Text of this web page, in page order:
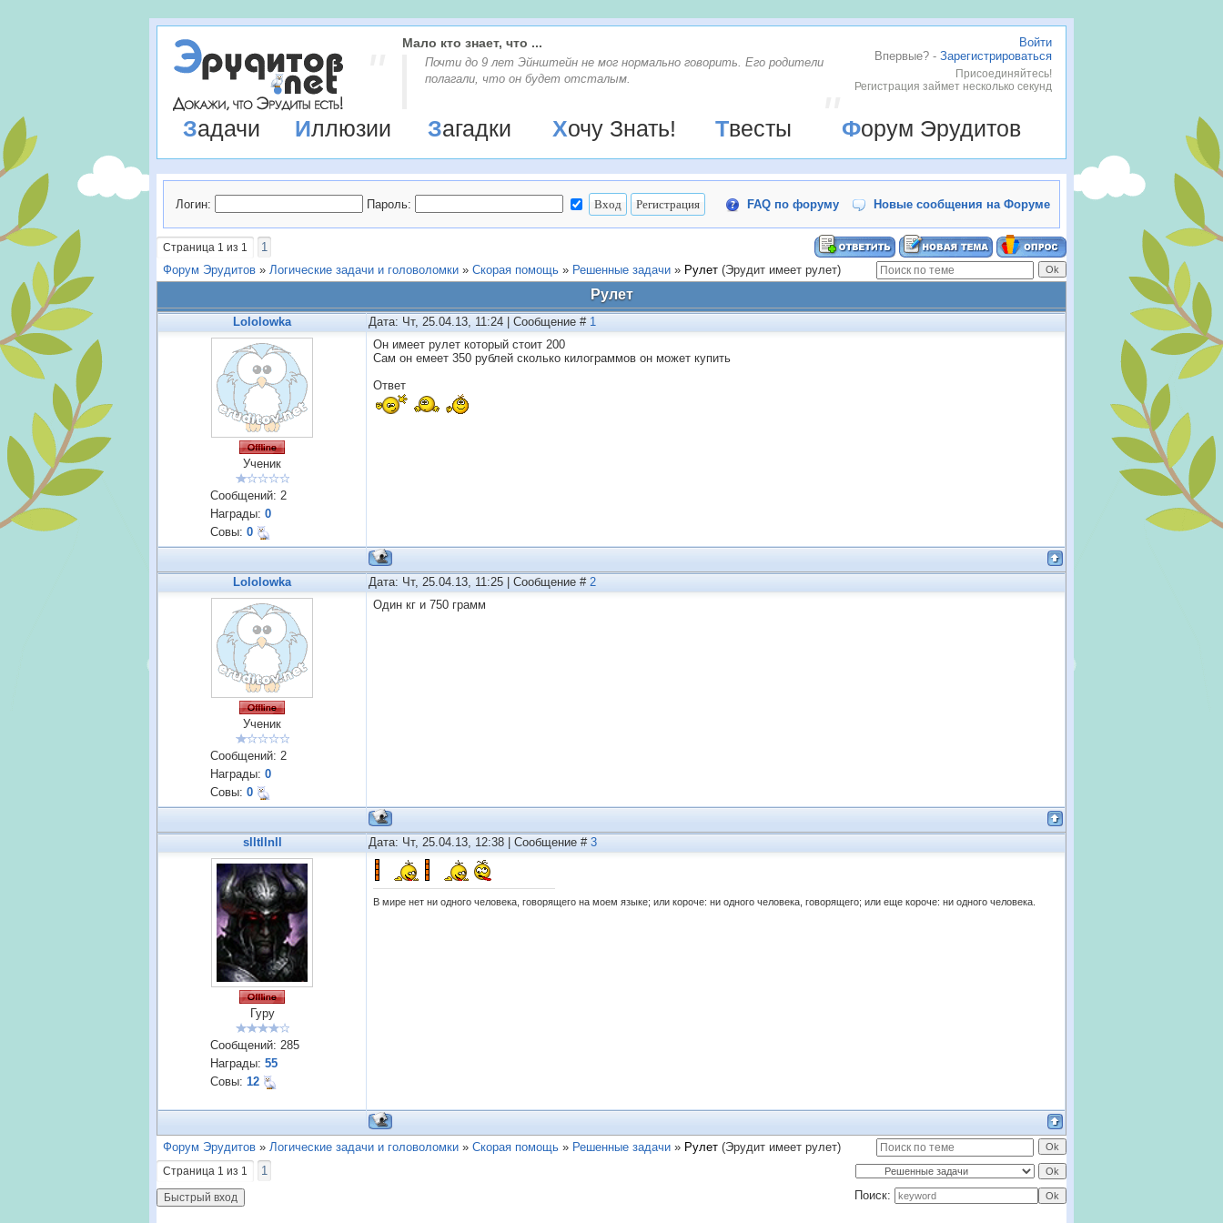
Войти
Впервые? - Зарегистрироваться
Присоединяйтесь!
Регистрация займет несколько секунд
Мало кто знает, что ...
Почти до 9 лет Эйнштейн не мог нормально говорить. Его родители
полагали, что он будет отсталым.
Задачи Иллюзии Загадки Хочу Знать! Твесты Форум Эрудитов
Логин: Пароль: FAQ по форуму Новые сообщения на Форуме
Страница 1 из 1
1
Форум Эрудитов » Логические задачи и головоломки » Скорая помощь » Решенные задачи » Рулет (Эрудит имеет рулет)
Рулет
Lololowka Дата: Чт, 25.04.13, 11:24 | Сообщение # 1
Ученик
Сообщений: 2
Награды: 0
Совы: 0
Он имеет рулет который стоит 200
Сам он емеет 350 рублей сколько килограммов он может купить
Ответ
Lololowka Дата: Чт, 25.04.13, 11:25 | Сообщение # 2
Ученик
Сообщений: 2
Награды: 0
Совы: 0
Один кг и 750 грамм
slltllnll Дата: Чт, 25.04.13, 12:38 | Сообщение # 3
Гуру
Сообщений: 285
Награды: 55
Совы: 12
В мире нет ни одного человека, говорящего на моем языке; или короче: ни одного человека, говорящего; или еще короче: ни одного человека.
Форум Эрудитов » Логические задачи и головоломки » Скорая помощь » Решенные задачи » Рулет (Эрудит имеет рулет)
Страница 1 из 1
1
Поиск: